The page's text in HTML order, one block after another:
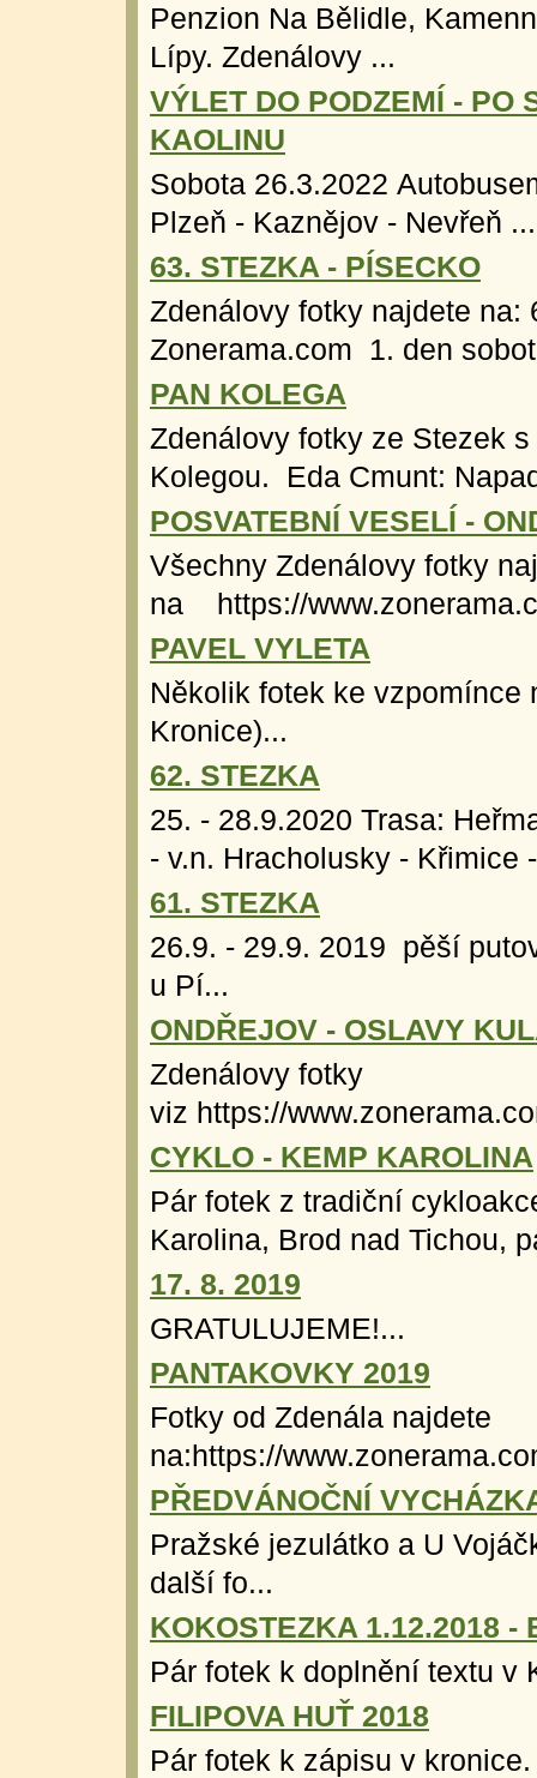
Penzion Na Bělidle,
Lípy. Zdenálovy ...
VÝLET DO PODZEMÍ - PO
KAOLINU
Sobota 26.3.2022
Plzeň - Kaznějov - Nevřeň
63. STEZKA - PÍSECKO
Zdenálovy fotky najdete na:
Zonerama.com 1. den
PAN KOLEGA
Zdenálovy fotky ze Stezek s
Kolegou. Eda Cmunt:
POSVATEBNÍ VESELÍ -
Všechny Zdenálovy fotky
na https://
PAVEL VYLETA
Několik fotek ke vzpomínce
Kronice)...
62. STEZKA
25. - 28.9.2020 Trasa:
- v.n. Hracholusky - Křimice
61. STEZKA
26.9. - 29.9. 2019 pěší
u Pí...
ONDŘEJOV - OSLAVY
Zdenálovy fotky
viz https://
CYKLO - KEMP KAROLINA
Pár fotek z tradiční
Karolina, Brod nad Tichou,
17. 8. 2019
GRATULUJEME!...
PANTAKOVKY 2019
Fotky od Zdenála najdete
na:https://
PŘEDVÁNOČNÍ
Pražské jezulátko a U
další fo...
KOKOSTEZKA 1.12.2018 -
Pár fotek k doplnění textu v
FILIPOVA HUŤ 2018
Pár fotek k zápisu v